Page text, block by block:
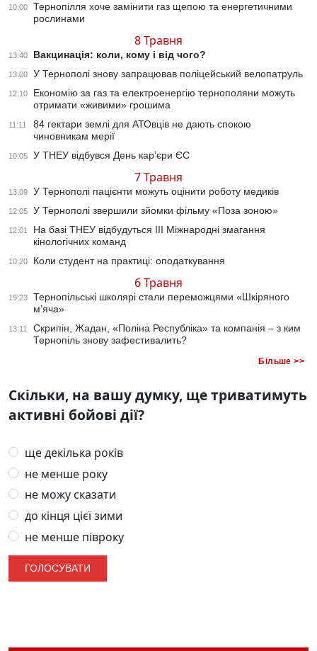
10:00
Тернопілля хоче замінити газ щепою та енергетичними
рослинами
8 Травня
13:40 Вакцинація: коли, кому і від чого?
13:00 У Тернополі знову запрацював поліцейський велопатруль
12:10
Економію за газ та електроенергію тернополяни можуть
отримати «живими» грошима
11:11
84 гектари землі для АТОвців не дають спокою
чиновникам мерії
10:05 У ТНЕУ відбувся День кар’єри ЄС
7 Травня
13:09 У Тернополі пацієнти можуть оцінити роботу медиків
12:05 У Тернополі звершили зйомки фільму «Поза зоною»
12:01
На базі ТНЕУ відбудуться ІІІ Міжнародні змагання
кінологічних команд
10:20 Коли студент на практиці: оподаткування
6 Травня
19:23
Тернопільські школярі стали переможцями «Шкіряного
м’яча»
13:11
Скрипін, Жадан, «Поліна Республіка» та компанія – з ким
Тернопіль знову зафестивалить?
Більше >>
Скільки, на вашу думку, ще триватимуть
активні бойові дії?
ще декілька років
не менше року
не можу сказати
до кінця цієї зими
не менше півроку